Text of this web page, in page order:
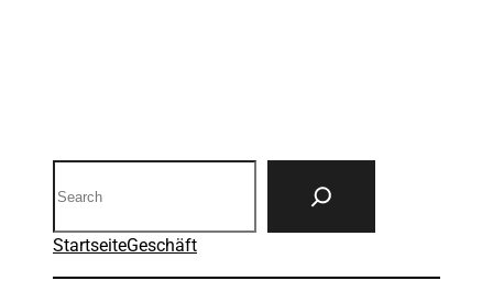
StartseiteGeschäft